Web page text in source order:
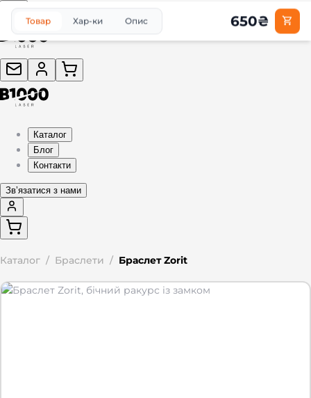
Каталог
Блог
Контакти
Звʼязатися з нами
Каталог / Браслети / Браслет Zorit
Товар Хар-ки Опис 650₴